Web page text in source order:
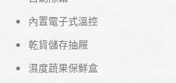
內置電子式溫控
乾貨儲存抽屜
濕度蔬果保鮮盒